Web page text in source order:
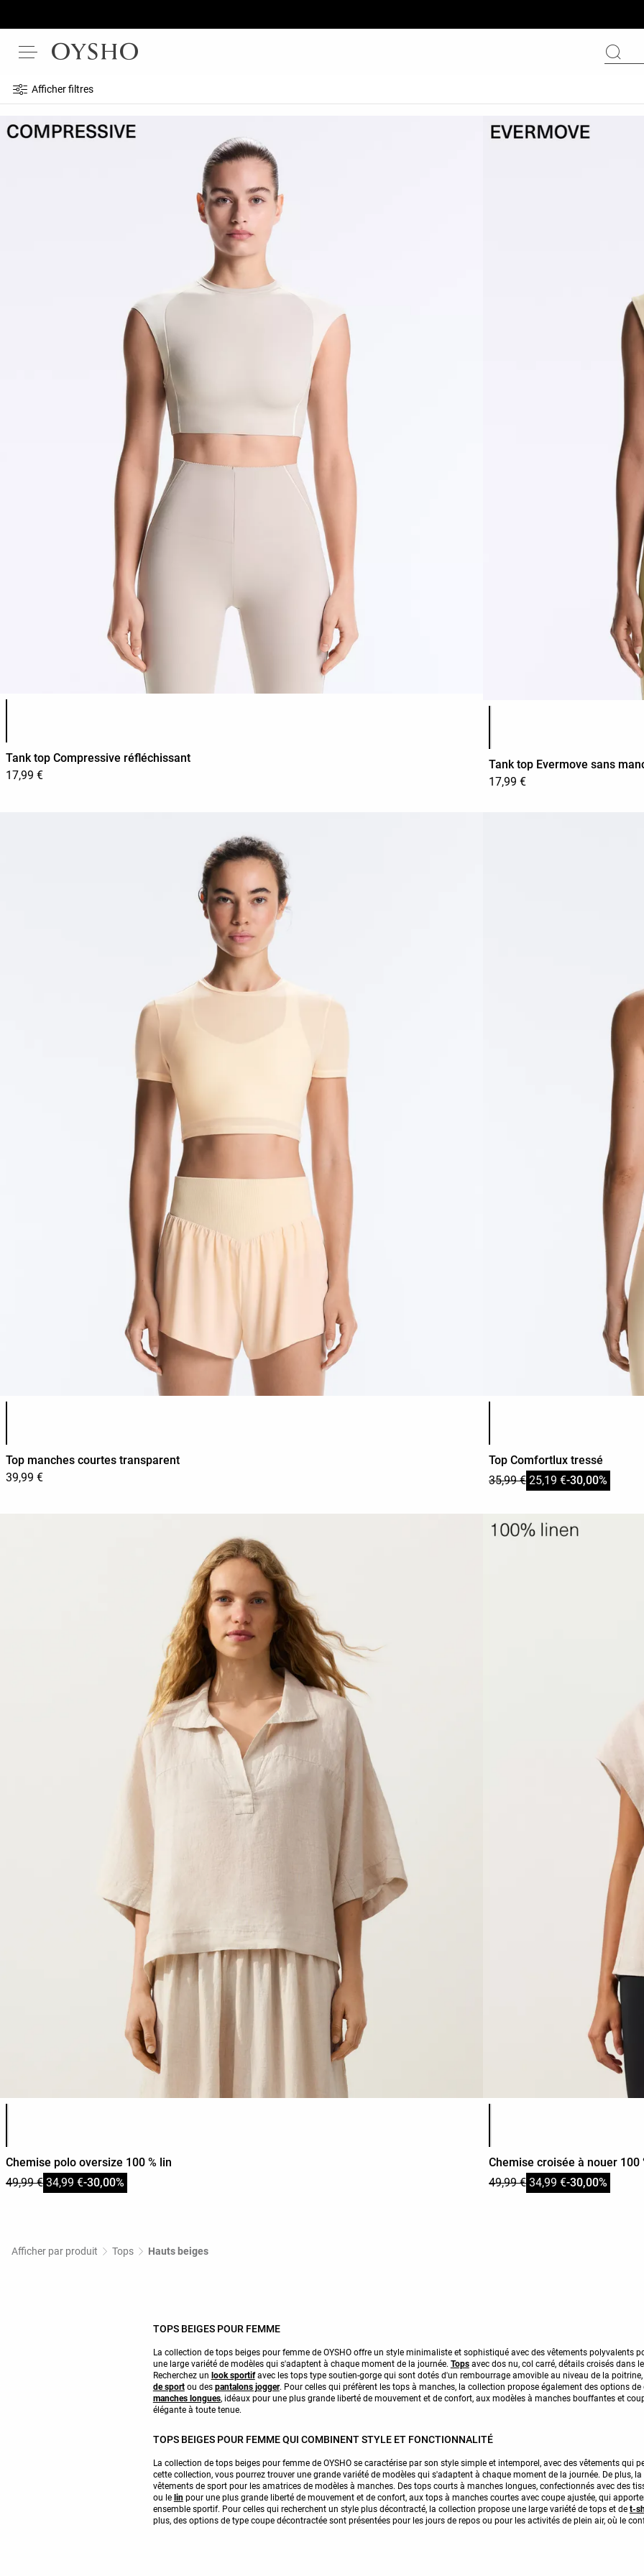
Afficher filtres
Liste des couleurs du produit
Tank top Compressive réfléchissant
17,99 €
Liste des couleurs du produit
Tank top Evermove sans
17,99 €
Top manches courtes transparent
39,99 €
Top Comfortlux tressé
35,99 € 25,19 €-30,00%
Chemise polo oversize 100 % lin
49,99 € 34,99 €-30,00%
Chemise croisée à nouer 100
49,99 € 34,99 €-30,00%
Afficher par produit Tops Hauts beiges
TOPS BEIGES POUR FEMME
La collection de tops beiges pour femme de OYSHO offre un style minimaliste et sophistiqué avec des vêtements polyvalents
une large variété de modèles qui s'adaptent à chaque moment de la journée. Topsavec dos nu, col carré, détails croisés dans
Recherchez un look sportifavec les tops type soutien-gorge qui sont dotés d'un rembourrage amovible au niveau de la
de sportou des pantalons jogger. Pour celles qui préfèrent les tops à manches, la collection propose également des options
manches longues, idéaux pour une plus grande liberté de mouvement et de confort, aux modèles à manches bouffantes et
élégante à toute tenue.
TOPS BEIGES POUR FEMME QUI COMBINENT STYLE ET FONCTIONNALITÉ
La collection de tops beiges pour femme de OYSHO se caractérise par son style simple et intemporel, avec des vêtements qui
cette collection, vous pourrez trouver une grande variété de modèles qui s'adaptent à chaque moment de la journée. De plus,
vêtements de sport pour les amatrices de modèles à manches. Des tops courts à manches longues, confectionnés avec des
ou le linpour une plus grande liberté de mouvement et de confort, aux tops à manches courtes avec coupe ajustée, qui
ensemble sportif. Pour celles qui recherchent un style plus décontracté, la collection propose une large variété de tops et de t-
plus, des options de type coupe décontractée sont présentées pour les jours de repos ou pour les activités de plein air, où le